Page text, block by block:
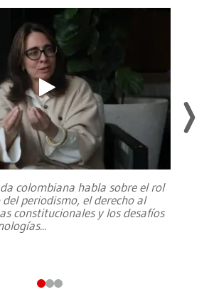
colombiana habla sobre el rol
periodismo, el derecho al
constitucionales y los desafíos
...